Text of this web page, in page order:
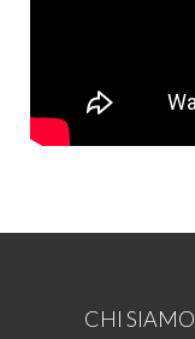
CHI SIAMO